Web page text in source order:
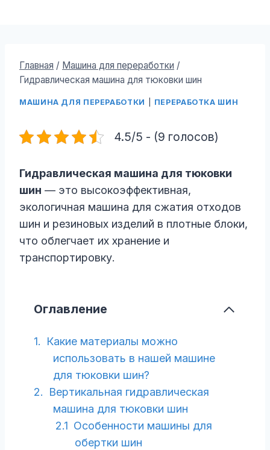
Главная / Машина для переработки /
Гидравлическая машина для тюковки шин
МАШИНА ДЛЯ ПЕРЕРАБОТКИ ПЕРЕРАБОТКА ШИН
4.5/5 - (9 голосов)
Гидравлическая машина для тюковки
шин — это высокоэффективная,
экологичная машина для сжатия отходов
шин и резиновых изделий в плотные блоки,
что облегчает их хранение и
транспортировку.
Оглавление
Какие материалы можно
использовать в нашей машине
для тюковки шин?
Вертикальная гидравлическая
машина для тюковки шин
Особенности машины для
обертки шин